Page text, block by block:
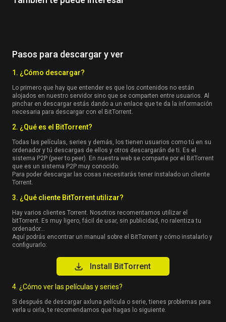
Pasos para descargar y ver
1. ¿Cómo descargar?
Lo primero que hay que entender es que los contenidos no están
alojados en nuestro servidor sino que se comparten entre usuarios. Al
pinchar en descargar estás dando a un enlace que te da la información
necesaria para descargar con el BitTorrent.
2. ¿Qué es el BitTorrent?
Todas las películas, series y demás, los tienen usuarios como tú en su
ordenador y tú descargas de ellos y otros descargarán de ti. Es el
sistema P2P (peer to peer). En nuestra web se comparte por el BitTorrent
que es un sistema P2P muy conocido.
Para poder descargar las cosas necesitarás tener instalado un cliente
Torrent.
3. ¿Qué cliente BitTorrent utilizar?
Hay varios clientes Torrent. Nosotros recomentamos utilizar el
bitTorrent. Es muy ligero, fácil de usar, sin publicidad, no ralentiza tu
ordenador…
Aquí podrás encontrar un manual sobre el BitTorrent y cómo instalarlo y
configurarlo:
Install BitTorrent
4. ¿Cómo ver las películas y series?
Si después de descargar axluna película o serie, tienes problemas para
verla u oirla, te recomendamos que hagas lo siguiente.